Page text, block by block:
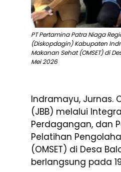
PT Pertamina Patra Niaga
(Diskopdagin) Kabupaten
Makanan Sehat (OMSET) di
Mei 2026
Indramayu, Jurnas.
(JBB) melalui
Perdagangan, dan
Pelatihan
(OMSET) di Desa
berlangsung pada